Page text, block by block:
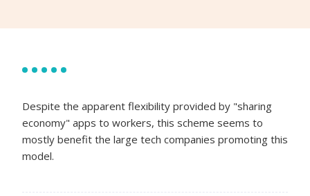
Despite the apparent flexibility provided by "sharing
economy" apps to workers, this scheme seems to
mostly benefit the large tech companies promoting this
model.